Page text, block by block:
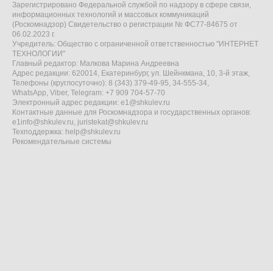
Зарегистрировано Федеральной службой по надзору в сфере связи,
информационных технологий и массовых коммуникаций
(Роскомнадзор) Свидетельство о регистрации № ФС77-84675 от
06.02.2023 г.
Учредитель: Общество с ограниченной ответственностью "ИНТЕРНЕТ
ТЕХНОЛОГИИ"
Главный редактор: Малкова Марина Андреевна
Адрес редакции: 620014, Екатеринбург, ул. Шейнкмана, 10, 3-й этаж,
Телефоны (круглосуточно): 8 (343) 379-49-95, 34-555-34,
WhatsApp, Viber, Telegram: +7 909 704-57-70
Электронный адрес редакции: e1@shkulev.ru
Контактные данные для Роскомнадзора и государственных органов:
e1info@shkulev.ru, juristekat@shkulev.ru
Техподдержка: help@shkulev.ru
Рекомендательные системы